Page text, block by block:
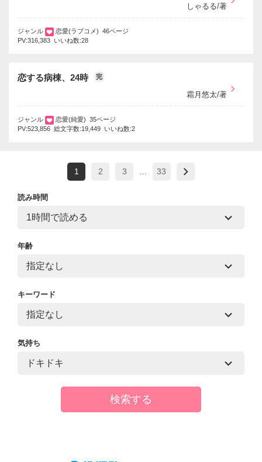
しゃるる/著
ジャンル
恋愛(ラブコメ) 46ページ
PV:316,383 いいね数:28
恋する病棟、24時 完
霜月悠太/著
ジャンル
恋愛(純愛) 35ページ
PV:523,856 総文字数:19,449 いいね数:2
1 2 3 … 33
読み時間
年齢
キーワード
気持ち